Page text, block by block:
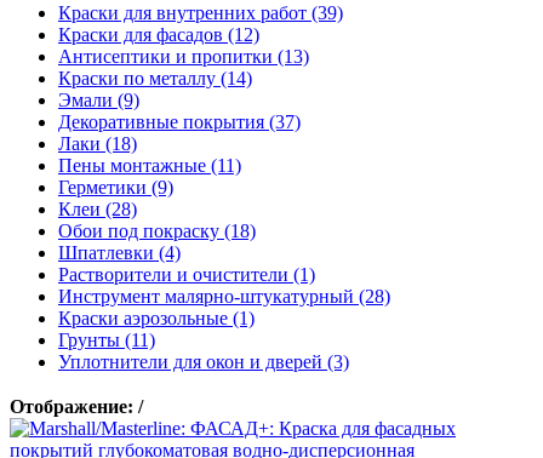
Краски для внутренних работ (39)
Краски для фасадов (12)
Антисептики и пропитки (13)
Краски по металлу (14)
Эмали (9)
Декоративные покрытия (37)
Лаки (18)
Пены монтажные (11)
Герметики (9)
Клеи (28)
Обои под покраску (18)
Шпатлевки (4)
Растворители и очистители (1)
Инструмент малярно-штукатурный (28)
Краски аэрозольные (1)
Грунты (11)
Уплотнители для окон и дверей (3)
Отображение: /